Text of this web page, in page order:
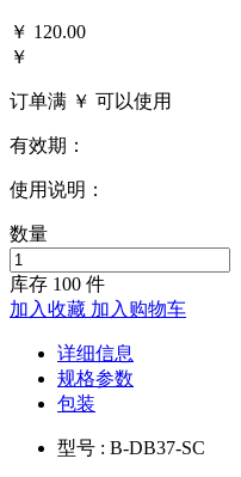
￥ 120.00
￥
订单满 ￥ 可以使用
有效期：
使用说明：
数量
库存 100 件
加入收藏 加入购物车
详细信息
规格参数
包装
型号 : B-DB37-SC